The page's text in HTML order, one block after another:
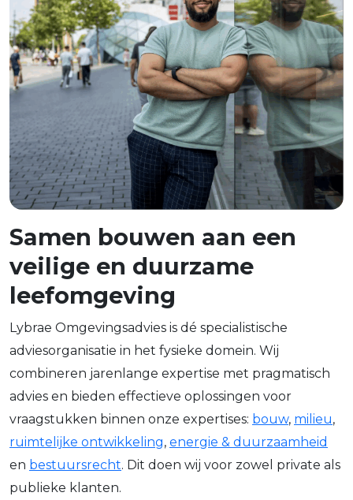
Samen bouwen aan een
veilige en duurzame
leefomgeving
Lybrae Omgevingsadvies is dé specialistische
adviesorganisatie in het fysieke domein. Wij
combineren jarenlange expertise met pragmatisch
advies en bieden effectieve oplossingen voor
vraagstukken binnen onze expertises: bouw, milieu,
ruimtelijke ontwikkeling, energie & duurzaamheid
en bestuursrecht. Dit doen wij voor zowel private als
publieke klanten.